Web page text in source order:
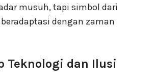
musuh, tapi simbol dari
dengan zaman
Teknologi dan Ilusi